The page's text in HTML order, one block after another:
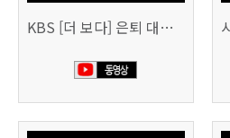
KBS [더 보다] 은퇴 대신 폐업